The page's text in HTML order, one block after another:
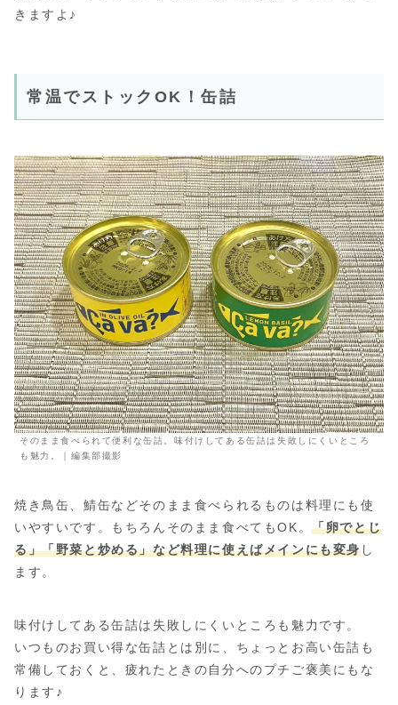
きますよ♪
常温でストックOK！缶詰
そのまま食べられて便利な缶詰。味付けしてある缶詰は失敗しにくいところ
も魅力。｜編集部撮影
焼き鳥缶、鯖缶などそのまま食べられるものは料理にも使
いやすいです。もちろんそのまま食べてもOK。「卵でとじ
る」「野菜と炒める」など料理に使えばメインにも変身し
ます。
味付けしてある缶詰は失敗しにくいところも魅力です。
いつものお買い得な缶詰とは別に、ちょっとお高い缶詰も
常備しておくと、疲れたときの自分へのプチご褒美にもな
ります♪